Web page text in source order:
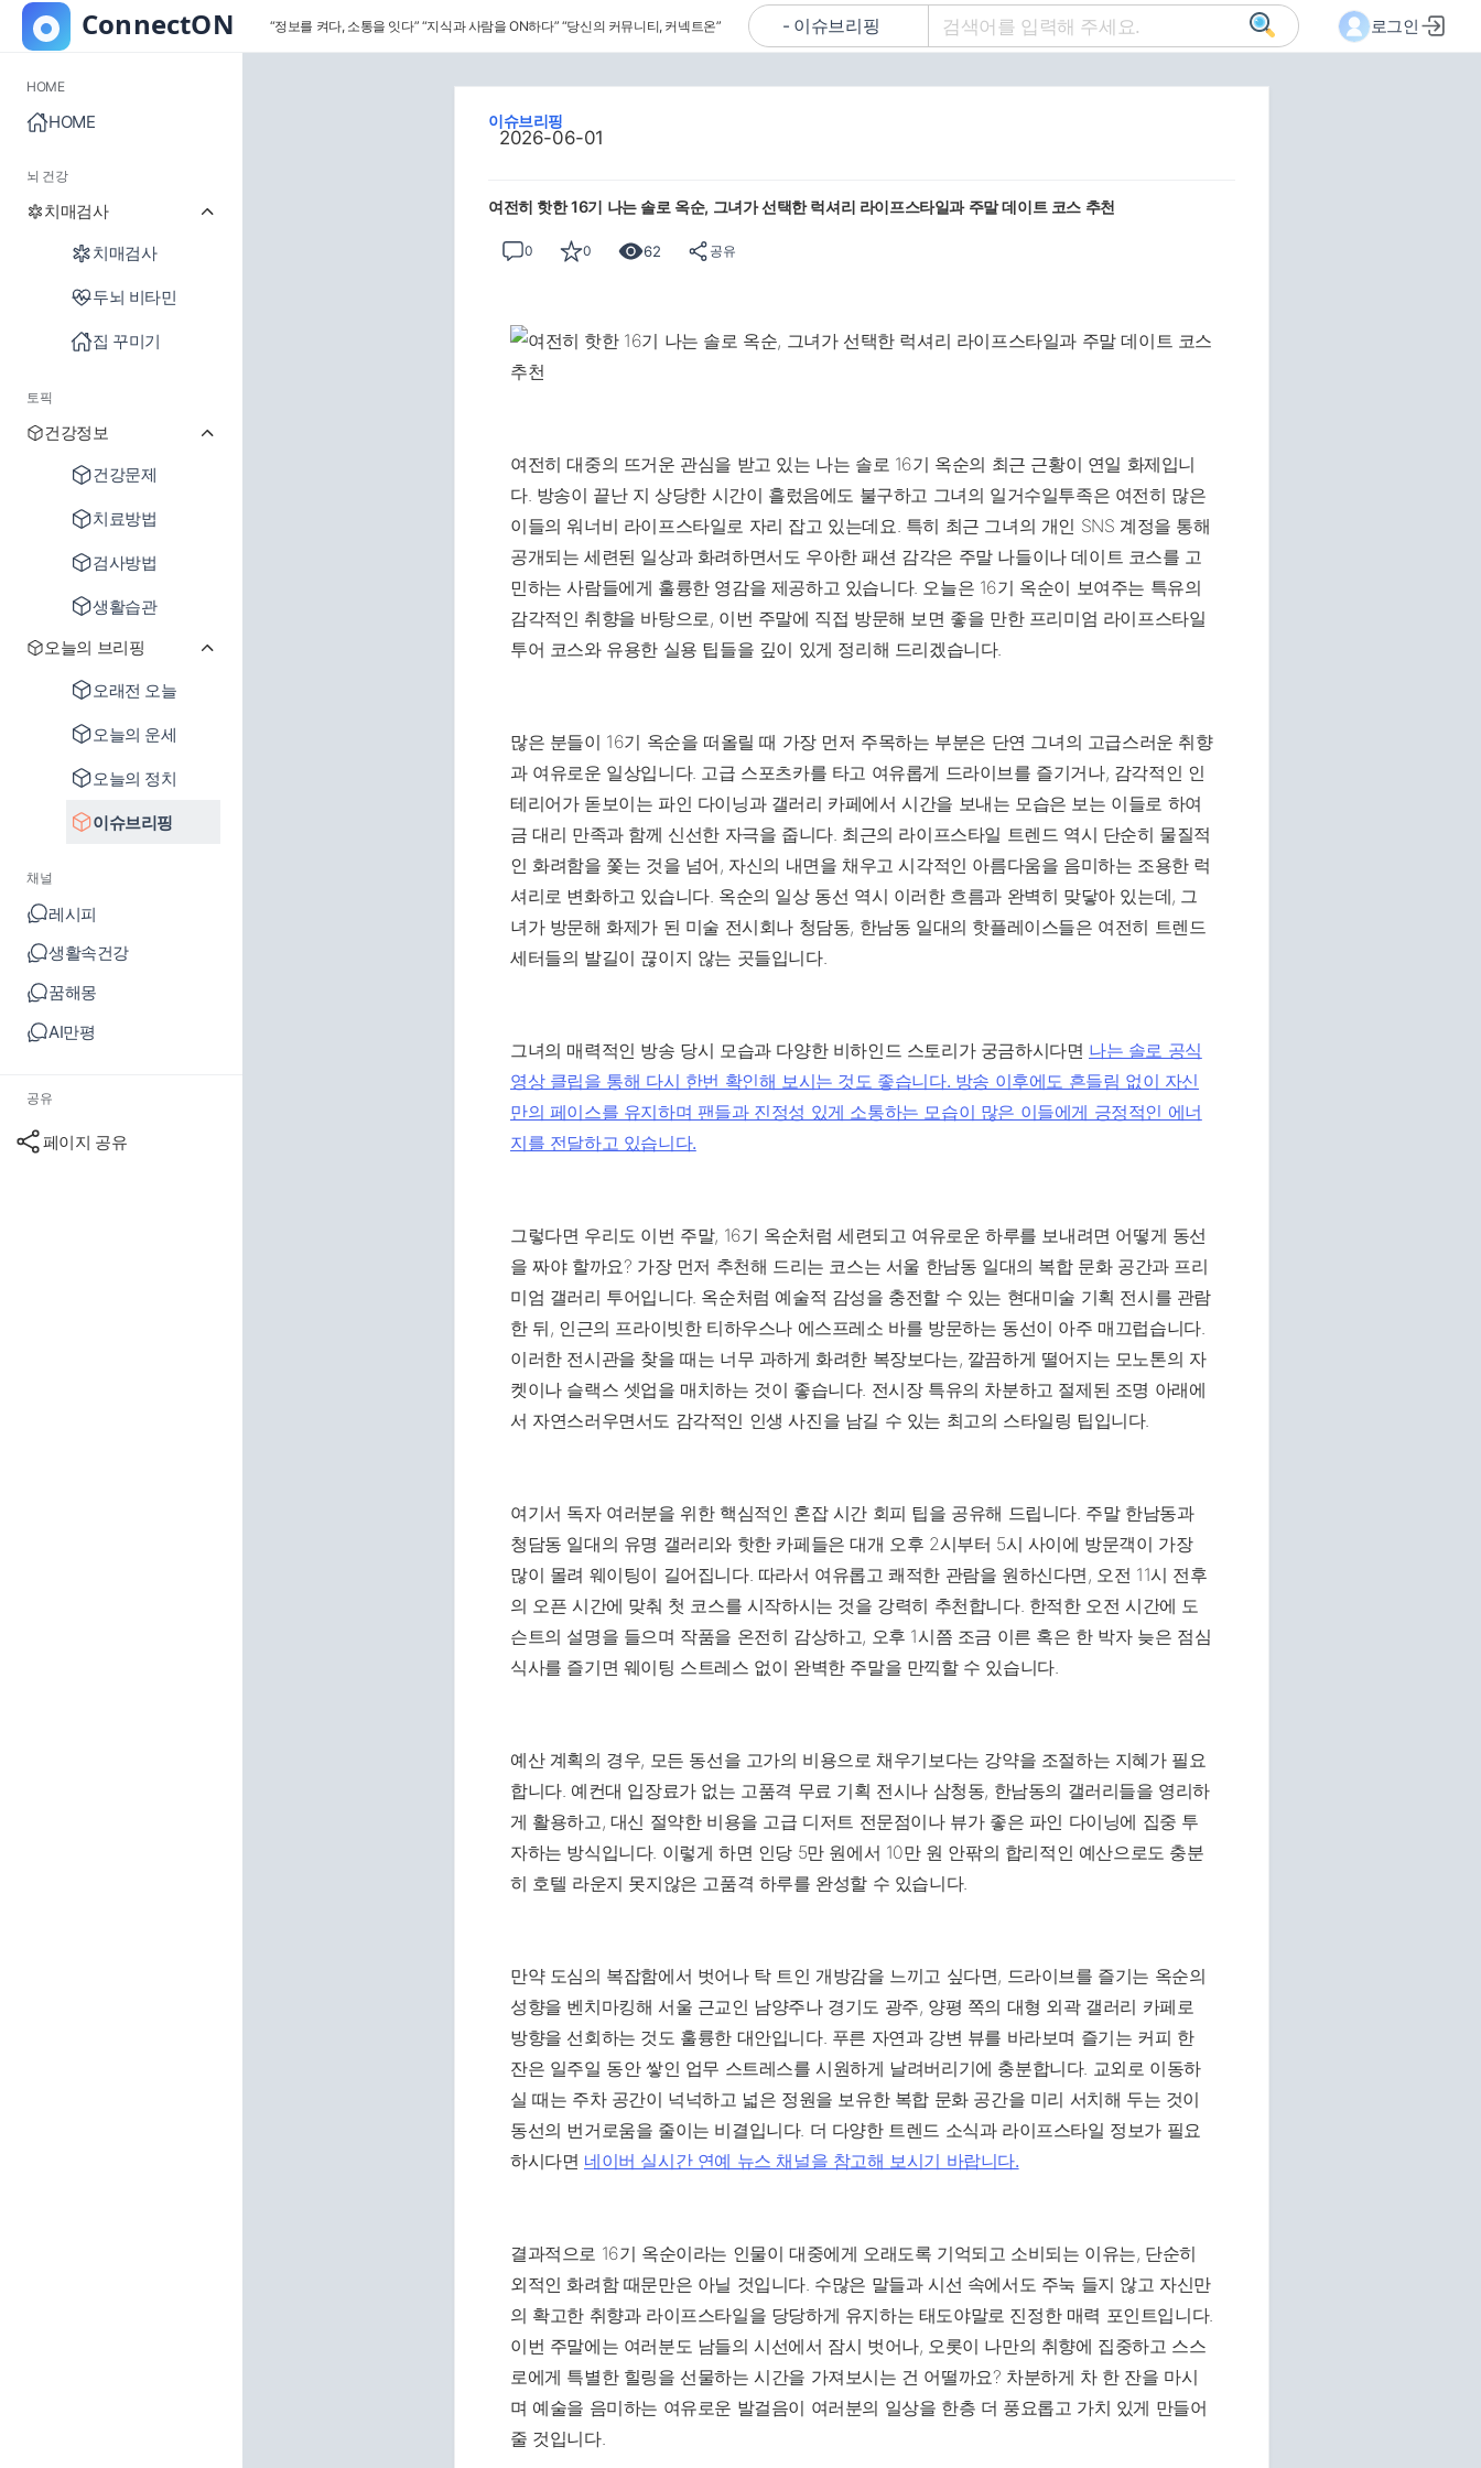
“정보를 켜다, 소통을 잇다” “지식과 사람을 ON하다” “당신의 커뮤니티, 커넥트온” 로그인
HOME
HOME
뇌 건강
치매검사
치매검사
두뇌 비타민
집 꾸미기
토픽
건강정보
건강문제
치료방법
검사방법
생활습관
오늘의 브리핑
오래전 오늘
오늘의 운세
오늘의 정치
이슈브리핑
채널
레시피
생활속건강
꿈해몽
AI만평
공유
페이지 공유
이슈브리핑
2026-06-01
여전히 핫한 16기 나는 솔로 옥순, 그녀가 선택한 럭셔리 라이프스타일과 주말 데이트 코스 추천
0 0 62 공유
여전히 대중의 뜨거운 관심을 받고 있는 나는 솔로 16기 옥순의 최근 근황이 연일 화제입니
다. 방송이 끝난 지 상당한 시간이 흘렀음에도 불구하고 그녀의 일거수일투족은 여전히 많은
이들의 워너비 라이프스타일로 자리 잡고 있는데요. 특히 최근 그녀의 개인 SNS 계정을 통해
공개되는 세련된 일상과 화려하면서도 우아한 패션 감각은 주말 나들이나 데이트 코스를 고
민하는 사람들에게 훌륭한 영감을 제공하고 있습니다. 오늘은 16기 옥순이 보여주는 특유의
감각적인 취향을 바탕으로, 이번 주말에 직접 방문해 보면 좋을 만한 프리미엄 라이프스타일
투어 코스와 유용한 실용 팁들을 깊이 있게 정리해 드리겠습니다.
많은 분들이 16기 옥순을 떠올릴 때 가장 먼저 주목하는 부분은 단연 그녀의 고급스러운 취향
과 여유로운 일상입니다. 고급 스포츠카를 타고 여유롭게 드라이브를 즐기거나, 감각적인 인
테리어가 돋보이는 파인 다이닝과 갤러리 카페에서 시간을 보내는 모습은 보는 이들로 하여
금 대리 만족과 함께 신선한 자극을 줍니다. 최근의 라이프스타일 트렌드 역시 단순히 물질적
인 화려함을 쫓는 것을 넘어, 자신의 내면을 채우고 시각적인 아름다움을 음미하는 조용한 럭
셔리로 변화하고 있습니다. 옥순의 일상 동선 역시 이러한 흐름과 완벽히 맞닿아 있는데, 그
녀가 방문해 화제가 된 미술 전시회나 청담동, 한남동 일대의 핫플레이스들은 여전히 트렌드
세터들의 발길이 끊이지 않는 곳들입니다.
그녀의 매력적인 방송 당시 모습과 다양한 비하인드 스토리가 궁금하시다면 나는 솔로 공식
영상 클립을 통해 다시 한번 확인해 보시는 것도 좋습니다. 방송 이후에도 흔들림 없이 자신
만의 페이스를 유지하며 팬들과 진정성 있게 소통하는 모습이 많은 이들에게 긍정적인 에너
지를 전달하고 있습니다.
그렇다면 우리도 이번 주말, 16기 옥순처럼 세련되고 여유로운 하루를 보내려면 어떻게 동선
을 짜야 할까요? 가장 먼저 추천해 드리는 코스는 서울 한남동 일대의 복합 문화 공간과 프리
미엄 갤러리 투어입니다. 옥순처럼 예술적 감성을 충전할 수 있는 현대미술 기획 전시를 관람
한 뒤, 인근의 프라이빗한 티하우스나 에스프레소 바를 방문하는 동선이 아주 매끄럽습니다.
이러한 전시관을 찾을 때는 너무 과하게 화려한 복장보다는, 깔끔하게 떨어지는 모노톤의 자
켓이나 슬랙스 셋업을 매치하는 것이 좋습니다. 전시장 특유의 차분하고 절제된 조명 아래에
서 자연스러우면서도 감각적인 인생 사진을 남길 수 있는 최고의 스타일링 팁입니다.
여기서 독자 여러분을 위한 핵심적인 혼잡 시간 회피 팁을 공유해 드립니다. 주말 한남동과
청담동 일대의 유명 갤러리와 핫한 카페들은 대개 오후 2시부터 5시 사이에 방문객이 가장
많이 몰려 웨이팅이 길어집니다. 따라서 여유롭고 쾌적한 관람을 원하신다면, 오전 11시 전후
의 오픈 시간에 맞춰 첫 코스를 시작하시는 것을 강력히 추천합니다. 한적한 오전 시간에 도
슨트의 설명을 들으며 작품을 온전히 감상하고, 오후 1시쯤 조금 이른 혹은 한 박자 늦은 점심
식사를 즐기면 웨이팅 스트레스 없이 완벽한 주말을 만끽할 수 있습니다.
예산 계획의 경우, 모든 동선을 고가의 비용으로 채우기보다는 강약을 조절하는 지혜가 필요
합니다. 예컨대 입장료가 없는 고품격 무료 기획 전시나 삼청동, 한남동의 갤러리들을 영리하
게 활용하고, 대신 절약한 비용을 고급 디저트 전문점이나 뷰가 좋은 파인 다이닝에 집중 투
자하는 방식입니다. 이렇게 하면 인당 5만 원에서 10만 원 안팎의 합리적인 예산으로도 충분
히 호텔 라운지 못지않은 고품격 하루를 완성할 수 있습니다.
만약 도심의 복잡함에서 벗어나 탁 트인 개방감을 느끼고 싶다면, 드라이브를 즐기는 옥순의
성향을 벤치마킹해 서울 근교인 남양주나 경기도 광주, 양평 쪽의 대형 외곽 갤러리 카페로
방향을 선회하는 것도 훌륭한 대안입니다. 푸른 자연과 강변 뷰를 바라보며 즐기는 커피 한
잔은 일주일 동안 쌓인 업무 스트레스를 시원하게 날려버리기에 충분합니다. 교외로 이동하
실 때는 주차 공간이 넉넉하고 넓은 정원을 보유한 복합 문화 공간을 미리 서치해 두는 것이
동선의 번거로움을 줄이는 비결입니다. 더 다양한 트렌드 소식과 라이프스타일 정보가 필요
하시다면 네이버 실시간 연예 뉴스 채널을 참고해 보시기 바랍니다.
결과적으로 16기 옥순이라는 인물이 대중에게 오래도록 기억되고 소비되는 이유는, 단순히
외적인 화려함 때문만은 아닐 것입니다. 수많은 말들과 시선 속에서도 주눅 들지 않고 자신만
의 확고한 취향과 라이프스타일을 당당하게 유지하는 태도야말로 진정한 매력 포인트입니다.
이번 주말에는 여러분도 남들의 시선에서 잠시 벗어나, 오롯이 나만의 취향에 집중하고 스스
로에게 특별한 힐링을 선물하는 시간을 가져보시는 건 어떨까요? 차분하게 차 한 잔을 마시
며 예술을 음미하는 여유로운 발걸음이 여러분의 일상을 한층 더 풍요롭고 가치 있게 만들어
줄 것입니다.